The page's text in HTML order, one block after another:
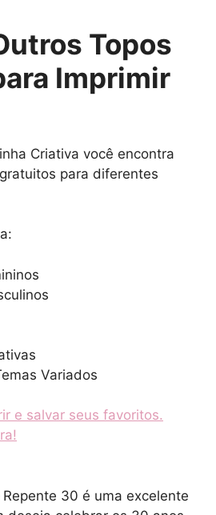
Topos
Imprimir
Criativa você encontra
para diferentes
Variados
e salvar seus favoritos.
30 é uma excelente